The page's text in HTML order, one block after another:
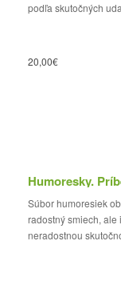
podľa skutočných
20,00€
Humoresky.
Súbor humoresiek
radostný smiech,
neradostnou